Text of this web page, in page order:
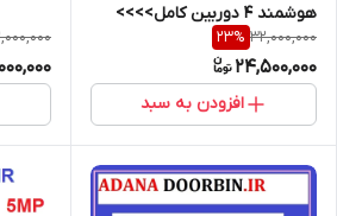
هوشمند 4 دوربین کامل>>>>
رایگان<<<
32,000,000
23%
24,500,000
افزودن به سبد